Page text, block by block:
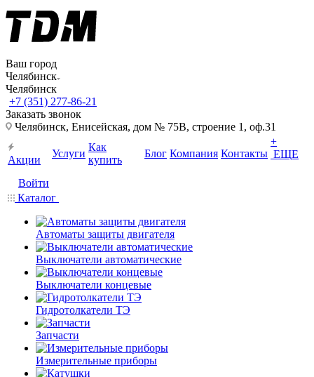
Ваш город
Челябинск
Челябинск
+7 (351) 277-86-21
Заказать звонок
Челябинск, Енисейская, дом № 75В, строение 1, оф.31
Акции
Услуги
Как
купить
Блог Компания Контакты
+
ЕЩЕ
Войти
Каталог
Автоматы защиты двигателя
Выключатели автоматические
Выключатели концевые
Гидротолкатели ТЭ
Запчасти
Измерительные приборы